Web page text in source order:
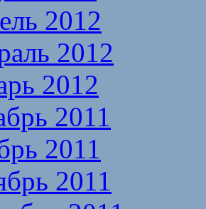
2012
2012
2012
2011
2011
2011